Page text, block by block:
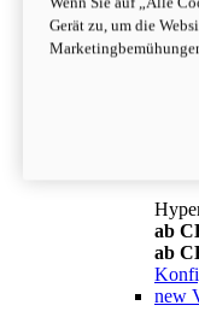
new
ab
ab
ab
new
Gerät zu, um die